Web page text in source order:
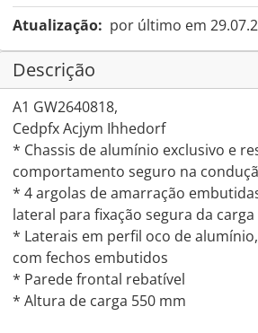
Atualização: por último em
Descrição
A1 GW2640818,
Cedpfx Acjym Ihhedorf
* Chassis de alumínio exclusivo e
comportamento seguro na
* 4 argolas de amarração
lateral para fixação segura da carga
* Laterais em perfil oco de
com fechos embutidos
* Parede frontal rebatível
* Altura de carga 550 mm